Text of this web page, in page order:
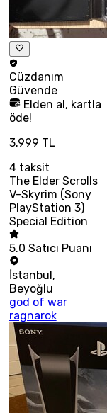
Cüzdanım
Güvende
Elden al, kartla
öde!
3.999 TL
4taksit
The Elder Scrolls
V-Skyrim (Sony
PlayStation 3)
Special Edition
5.0 Satıcı Puanı
İstanbul ,
Beyoğlu
god of war
ragnarok